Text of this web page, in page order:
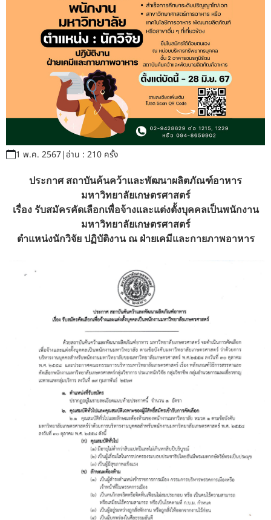
สายตรงผู้บริหาร
1 พ.ค. 2567|อ่าน : 210 ครั้ง
ประกาศ สถาบันค้นคว้าและพัฒนาผลิตภัณฑ์อาหาร
มหาวิทยาลัยเกษตรศาสตร์
เรื่อง รับสมัครคัดเลือกเพื่อจ้างและแต่งตั้งบุคคลเป็นพนักงาน
มหาวิทยาลัยเกษตรศาสตร์
ตำแหน่งนักวิจัย ปฏิบัติงาน ณ ฝ่ายเคมีและกายภาพอาหาร